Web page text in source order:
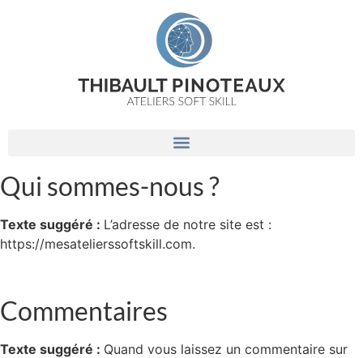
Qui sommes-nous ?
Texte suggéré : L’adresse de notre site est :
https://mesatelierssoftskill.com.
Commentaires
Texte suggéré : Quand vous laissez un commentaire sur